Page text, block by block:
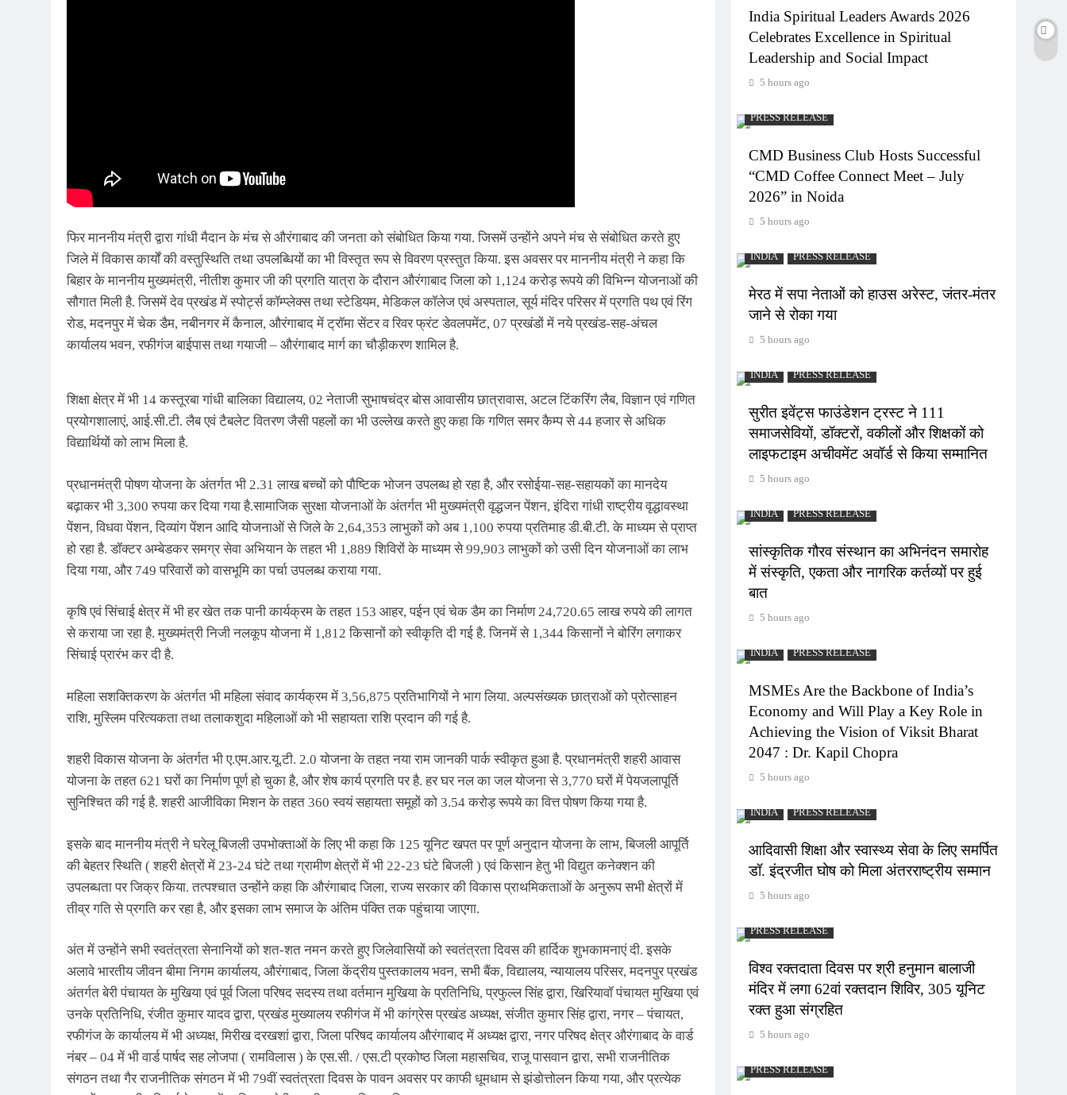
फिर माननीय मंत्री द्वारा गांधी मैदान के मंच से औरंगाबाद की जनता को संबोधित किया गया. जिसमें उन्होंने अपने मंच से संबोधित करते हुए
जिले में विकास कार्यों की वस्तुस्थिति तथा उपलब्धियों का भी विस्तृत रूप से विवरण प्रस्तुत किया. इस अवसर पर माननीय मंत्री ने कहा कि
बिहार के माननीय मुख्यमंत्री, नीतीश कुमार जी की प्रगति यात्रा के दौरान औरंगाबाद जिला को 1,124 करोड़ रूपये की विभिन्न योजनाओं की
सौगात मिली है. जिसमें देव प्रखंड में स्पोर्ट्स कॉम्प्लेक्स तथा स्टेडियम, मेडिकल कॉलेज एवं अस्पताल, सूर्य मंदिर परिसर में प्रगति पथ एवं रिंग
रोड, मदनपुर में चेक डैम, नबीनगर में कैनाल, औरंगाबाद में ट्रॉमा सेंटर व रिवर फ्रंट डेवलपमेंट, 07 प्रखंडों में नये प्रखंड-सह-अंचल
कार्यालय भवन, रफीगंज बाईपास तथा गयाजी – औरंगाबाद मार्ग का चौड़ीकरण शामिल है.
शिक्षा क्षेत्र में भी 14 कस्तूरबा गांधी बालिका विद्यालय, 02 नेताजी सुभाषचंद्र बोस आवासीय छात्रावास, अटल टिंकरिंग लैब, विज्ञान एवं गणित
प्रयोगशालाएं, आई.सी.टी. लैब एवं टैबलेट वितरण जैसी पहलों का भी उल्लेख करते हुए कहा कि गणित समर कैम्प से 44 हजार से अधिक
विद्यार्थियों को लाभ मिला है.
प्रधानमंत्री पोषण योजना के अंतर्गत भी 2.31 लाख बच्चों को पौष्टिक भोजन उपलब्ध हो रहा है, और रसोईया-सह-सहायकों का मानदेय
बढ़ाकर भी 3,300 रुपया कर दिया गया है.सामाजिक सुरक्षा योजनाओं के अंतर्गत भी मुख्यमंत्री वृद्धजन पेंशन, इंदिरा गांधी राष्ट्रीय वृद्धावस्था
पेंशन, विधवा पेंशन, दिव्यांग पेंशन आदि योजनाओं से जिले के 2,64,353 लाभुकों को अब 1,100 रुपया प्रतिमाह डी.बी.टी. के माध्यम से प्राप्त
हो रहा है. डॉक्टर अम्बेडकर समग्र सेवा अभियान के तहत भी 1,889 शिविरों के माध्यम से 99,903 लाभुकों को उसी दिन योजनाओं का लाभ
दिया गया, और 749 परिवारों को वासभूमि का पर्चा उपलब्ध कराया गया.
कृषि एवं सिंचाई क्षेत्र में भी हर खेत तक पानी कार्यक्रम के तहत 153 आहर, पईन एवं चेक डैम का निर्माण 24,720.65 लाख रुपये की लागत
से कराया जा रहा है. मुख्यमंत्री निजी नलकूप योजना में 1,812 किसानों को स्वीकृति दी गई है. जिनमें से 1,344 किसानों ने बोरिंग लगाकर
सिंचाई प्रारंभ कर दी है.
महिला सशक्तिकरण के अंतर्गत भी महिला संवाद कार्यक्रम में 3,56,875 प्रतिभागियों ने भाग लिया. अल्पसंख्यक छात्राओं को प्रोत्साहन
राशि, मुस्लिम परित्यकता तथा तलाकशुदा महिलाओं को भी सहायता राशि प्रदान की गई है.
शहरी विकास योजना के अंतर्गत भी ए.एम.आर.यू.टी. 2.0 योजना के तहत नया राम जानकी पार्क स्वीकृत हुआ है. प्रधानमंत्री शहरी आवास
योजना के तहत 621 घरों का निर्माण पूर्ण हो चुका है, और शेष कार्य प्रगति पर है. हर घर नल का जल योजना से 3,770 घरों में पेयजलापूर्ति
सुनिश्चित की गई है. शहरी आजीविका मिशन के तहत 360 स्वयं सहायता समूहों को 3.54 करोड़ रूपये का वित्त पोषण किया गया है.
इसके बाद माननीय मंत्री ने घरेलू बिजली उपभोक्ताओं के लिए भी कहा कि 125 यूनिट खपत पर पूर्ण अनुदान योजना के लाभ, बिजली आपूर्ति
की बेहतर स्थिति ( शहरी क्षेत्रों में 23-24 घंटे तथा ग्रामीण क्षेत्रों में भी 22-23 घंटे बिजली ) एवं किसान हेतु भी विद्युत कनेक्शन की
उपलब्धता पर जिक्र किया. तत्पश्चात उन्होंने कहा कि औरंगाबाद जिला, राज्य सरकार की विकास प्राथमिकताओं के अनुरूप सभी क्षेत्रों में
तीव्र गति से प्रगति कर रहा है, और इसका लाभ समाज के अंतिम पंक्ति तक पहुंचाया जाएगा.
अंत में उन्होंने सभी स्वतंत्रता सेनानियों को शत-शत नमन करते हुए जिलेवासियों को स्वतंत्रता दिवस की हार्दिक शुभकामनाएं दी. इसके
अलावे भारतीय जीवन बीमा निगम कार्यालय, औरंगाबाद, जिला केंद्रीय पुस्तकालय भवन, सभी बैंक, विद्यालय, न्यायालय परिसर, मदनपुर प्रखंड
अंतर्गत बेरी पंचायत के मुखिया एवं पूर्व जिला परिषद सदस्य तथा वर्तमान मुखिया के प्रतिनिधि, प्रफुल्ल सिंह द्वारा, खिरियावॉ पंचायत मुखिया एवं
उनके प्रतिनिधि, रंजीत कुमार यादव द्वारा, प्रखंड मुख्यालय रफीगंज में भी कांग्रेस प्रखंड अध्यक्ष, संजीत कुमार सिंह द्वारा, नगर – पंचायत,
रफीगंज के कार्यालय में भी अध्यक्ष, मिरीख दरखशां द्वारा, जिला परिषद कार्यालय औरंगाबाद में अध्यक्ष द्वारा, नगर परिषद क्षेत्र औरंगाबाद के वार्ड
नंबर – 04 में भी वार्ड पार्षद सह लोजपा ( रामविलास ) के एस.सी. / एस.टी प्रकोष्ठ जिला महासचिव, राजू पासवान द्वारा, सभी राजनीतिक
संगठन तथा गैर राजनीतिक संगठन में भी 79वीं स्वतंत्रता दिवस के पावन अवसर पर काफी धूमधाम से झंडोत्तोलन किया गया, और प्रत्येक
India Spiritual Leaders Awards 2026
Celebrates Excellence in Spiritual
Leadership and Social Impact
5 hours ago
PRESS RELEASE
CMD Business Club Hosts Successful
“CMD Coffee Connect Meet – July
2026” in Noida
5 hours ago
INDIA PRESS RELEASE
मेरठ में सपा नेताओं को हाउस अरेस्ट, जंतर-मंतर
जाने से रोका गया
5 hours ago
INDIA PRESS RELEASE
सुरीत इवेंट्स फाउंडेशन ट्रस्ट ने 111
समाजसेवियों, डॉक्टरों, वकीलों और शिक्षकों को
लाइफटाइम अचीवमेंट अवॉर्ड से किया सम्मानित
5 hours ago
INDIA PRESS RELEASE
सांस्कृतिक गौरव संस्थान का अभिनंदन समारोह
में संस्कृति, एकता और नागरिक कर्तव्यों पर हुई
बात
5 hours ago
INDIA PRESS RELEASE
MSMEs Are the Backbone of India’s
Economy and Will Play a Key Role in
Achieving the Vision of Viksit Bharat
2047 : Dr. Kapil Chopra
5 hours ago
INDIA PRESS RELEASE
आदिवासी शिक्षा और स्वास्थ्य सेवा के लिए समर्पित
डॉ. इंद्रजीत घोष को मिला अंतरराष्ट्रीय सम्मान
5 hours ago
PRESS RELEASE
विश्व रक्तदाता दिवस पर श्री हनुमान बालाजी
मंदिर में लगा 62वां रक्तदान शिविर, 305 यूनिट
रक्त हुआ संग्रहित
5 hours ago
PRESS RELEASE